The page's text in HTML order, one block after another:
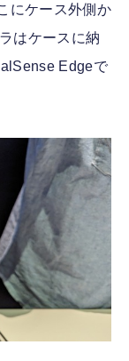
にケース外側か
はケースに納
Edgeで